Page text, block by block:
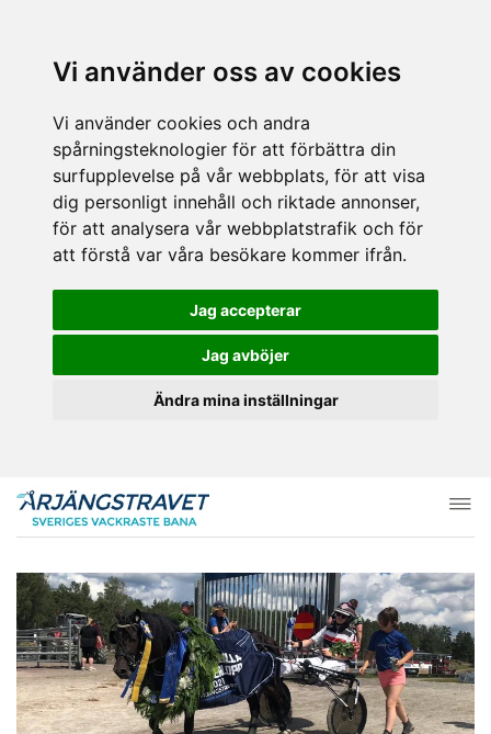
Vi använder oss av cookies
Vi använder cookies och andra
spårningsteknologier för att förbättra din
surfupplevelse på vår webbplats, för att visa
dig personligt innehåll och riktade annonser,
för att analysera vår webbplatstrafik och för
att förstå var våra besökare kommer ifrån.
Jag accepterar
Jag avböjer
Ändra mina inställningar